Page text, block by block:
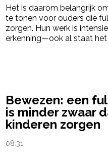
Het is daarom belangrijk
te tonen voor ouders die
zorgen. Hun werk is
erkenning—ook al staat
Bewezen: een
is minder zwaar
kinderen zorgen
08:31